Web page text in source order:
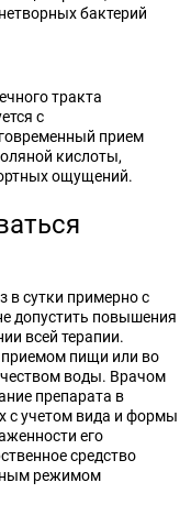
бактерий
тракта
с
прием
кислоты,
ощущений.
в сутки примерно с
допустить повышения
всей терапии.
пищи или во
воды. Врачом
препарата в
с учетом вида и формы
его
средство
режимом